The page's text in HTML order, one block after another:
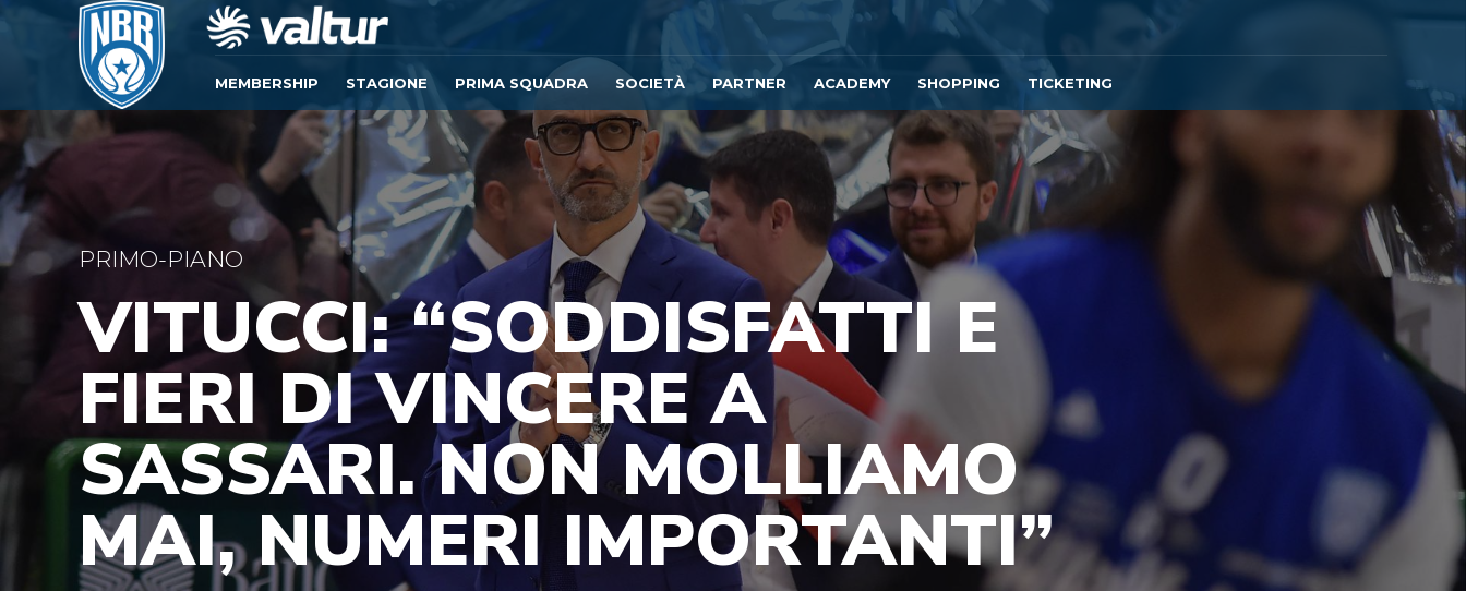
MEMBERSHIP STAGIONE PRIMA SQUADRA SOCIETÀ PARTNER ACADEMY SHOPPING TICKETING
PRIMO-PIANO
VITUCCI: “SODDISFATTI E
FIERI DI VINCERE A
SASSARI. NON MOLLIAMO
MAI, NUMERI IMPORTANTI”